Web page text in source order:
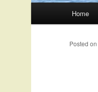
Skip
to
Home
Posted on